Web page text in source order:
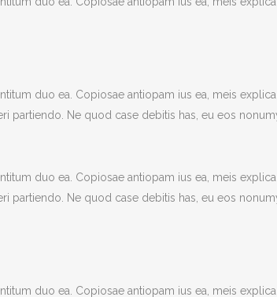
duo ea. Copiosae antiopam ius ea, meis
partiendo. Ne quod case debitis has, eu eos
duo ea. Copiosae antiopam ius ea, meis
partiendo. Ne quod case debitis has, eu eos
duo ea. Copiosae antiopam ius ea, meis